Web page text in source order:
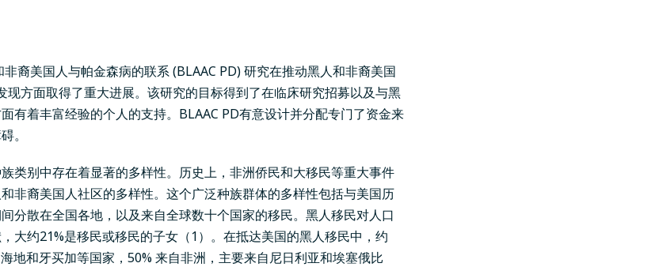
非裔美国人与帕金森病的联系 (BLAAC PD) 研究在推动黑人和非裔美国
方面取得了重大进展。 该研究的目标得到了在临床研究招募以及与黑
有着丰富经验的个人的支持。BLAAC PD有意设计并分配专门了资金来
。
类别中存在着显著的多样性。历史上，非洲侨民和大移民等重大事件
非裔美国人社区的多样性。这个广泛种族群体的多样性包括与美国历
分散在全国各地，以及来自全球数十个国家的移民。黑人移民对人口
大约21%是移民或移民的子女（1）。 在抵达美国的黑人移民中，约
地和牙买加等国家，50% 来自非洲，主要来自尼日利亚和埃塞俄比